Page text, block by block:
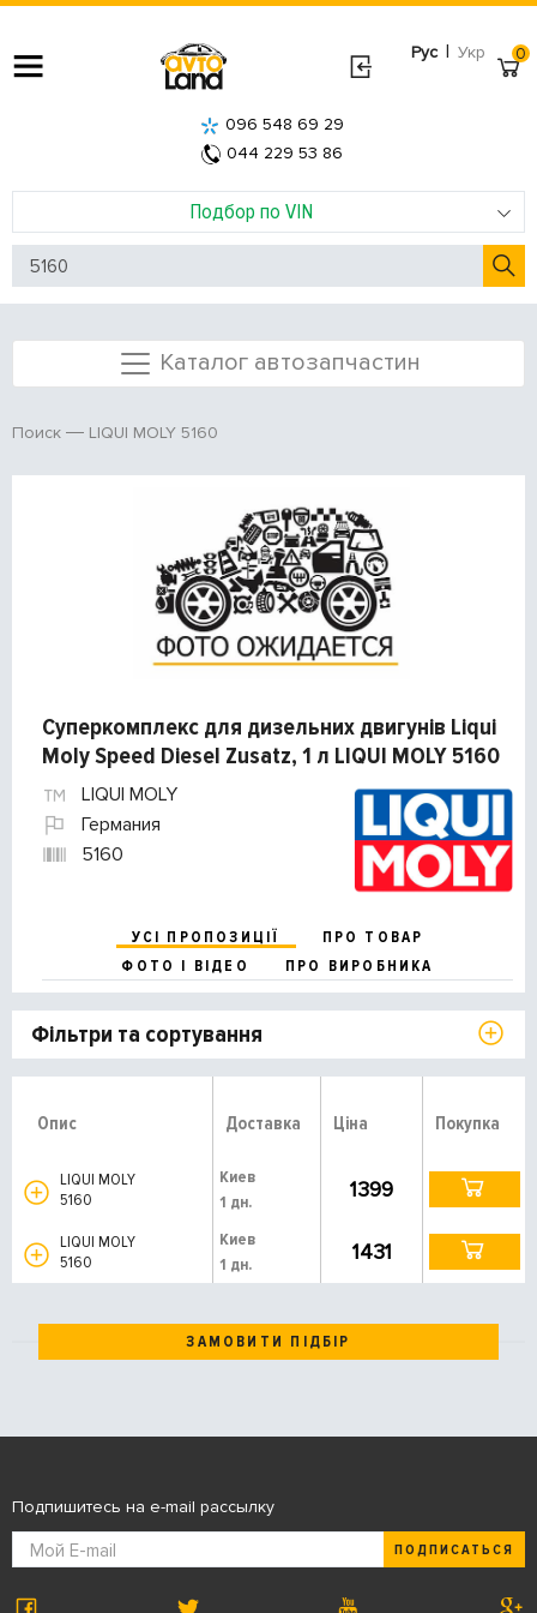
Рус | Укр
Подбор по VIN
096 548 69 29
044 229 53 86
0
Каталог автозапчастин
Поиск LIQUI MOLY 5160
Суперкомплекс для дизельних двигунів Liqui
Moly Speed Diesel Zusatz, 1 л LIQUI MOLY 5160
LIQUI MOLY
Германия
5160
УСІ ПРОПОЗИЦІЇ
ПРО ТОВАР
ФОТО І ВІДЕО
ПРО ВИРОБНИКА
Фільтри та сортування
Опис Доставка Ціна Покупка
LIQUI MOLY
5160
Киев
1 дн.
1399
LIQUI MOLY
5160
Киев
1 дн.
1431
ЗАМОВИТИ ПІДБІР
Подпишитесь на e-mail рассылку
ПОДПИСАТЬСЯ